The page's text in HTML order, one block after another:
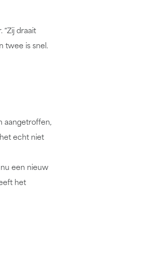
“Zij draait
twee is snel.
aangetroffen,
echt niet
nu een nieuw
het